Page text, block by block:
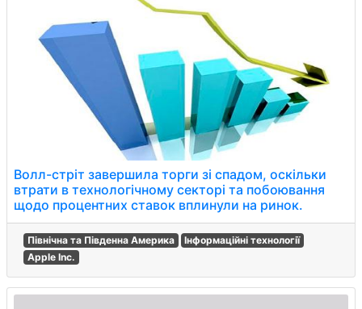
Волл-стріт завершила торги зі спадом, оскільки
втрати в технологічному секторі та побоювання
щодо процентних ставок вплинули на ринок.
Північна та Південна Америка
Інформаційні технології
Apple Inc.